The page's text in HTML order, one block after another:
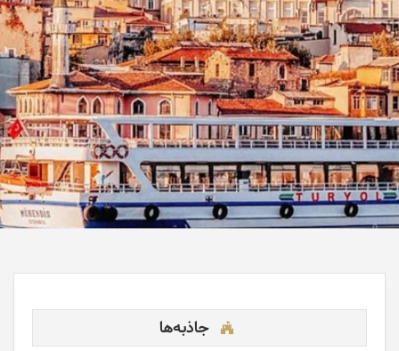
جاذبه‌ها